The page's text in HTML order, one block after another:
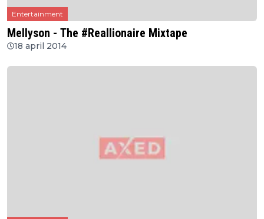
Entertainment
Mellyson - The #Reallionaire Mixtape
18 april 2014